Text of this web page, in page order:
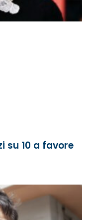
su 10 a favore